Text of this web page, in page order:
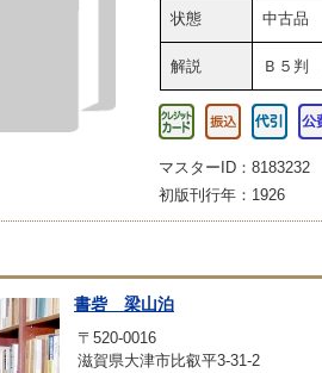
状態 中古品
解説 Ｂ５判
マスターID：8183232
初版刊行年：1926
書砦 梁山泊
〒520-0016
滋賀県大津市比叡平3-31-2